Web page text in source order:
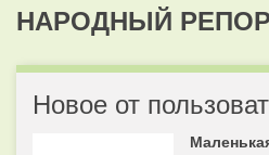
НАРОДНЫЙ
Новое от